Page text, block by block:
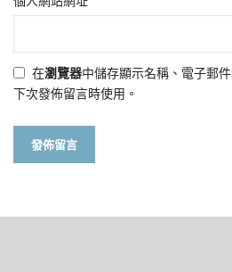
在瀏覽器中儲存顯示名稱、電子郵
下次發佈留言時使用。